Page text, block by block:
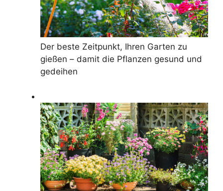
Der beste Zeitpunkt, Ihren Garten zu
gießen – damit die Pflanzen gesund und
gedeihen